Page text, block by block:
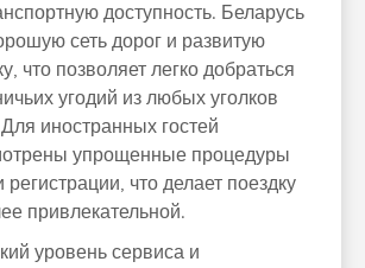
доступность. Беларусь
сеть дорог и развитую
что позволяет легко добраться
угодий из любых уголков
иностранных гостей
упрощенные процедуры
регистрации, что делает поездку
привлекательной.
уровень сервиса и